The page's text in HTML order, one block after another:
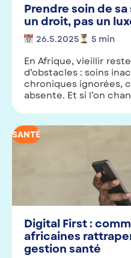
Prendre soin de
un droit, pas un
26.5.2025 5 min
En Afrique, vieillir
d’obstacles : soins
chroniques ignorées,
absente. Et si l’on
SANTÉ
Digital First :
africaines
gestion santé